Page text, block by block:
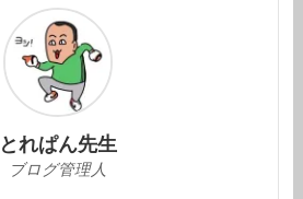
とれぱん先生
ブログ管理人